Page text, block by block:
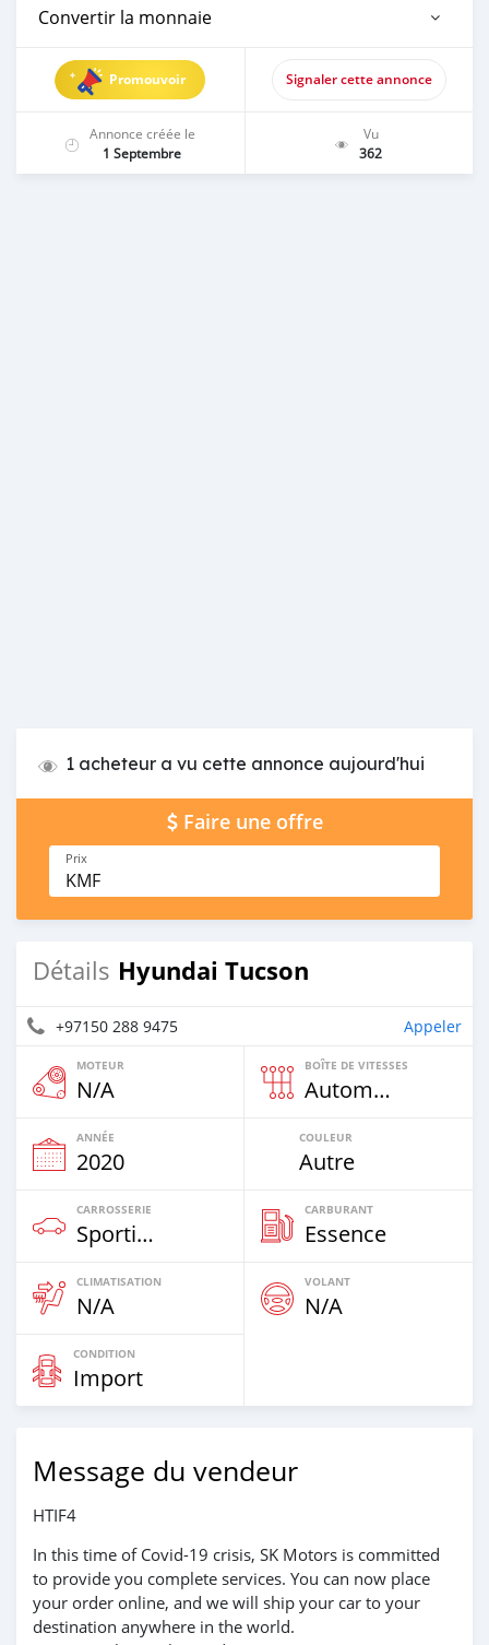
Convertir la monnaie
Promouvoir Signaler cette annonce
Annonce créée le
1 Septembre
Vu
362
1 acheteur a vu cette annonce aujourd'hui
Faire une offre
Prix
KMF
Détails Hyundai Tucson
+97150 288 9475 Appeler
MOTEUR
N/A
BOÎTE DE VITESSES
Automatique
ANNÉE
2020
COULEUR
Autre
CARROSSERIE
Sportive‒Coupé
CARBURANT
Essence
CLIMATISATION
N/A
VOLANT
N/A
CONDITION
Import
Message du vendeur
HTIF4
In this time of Covid-19 crisis, SK Motors is committed
to provide you complete services. You can now place
your order online, and we will ship your car to your
destination anywhere in the world.